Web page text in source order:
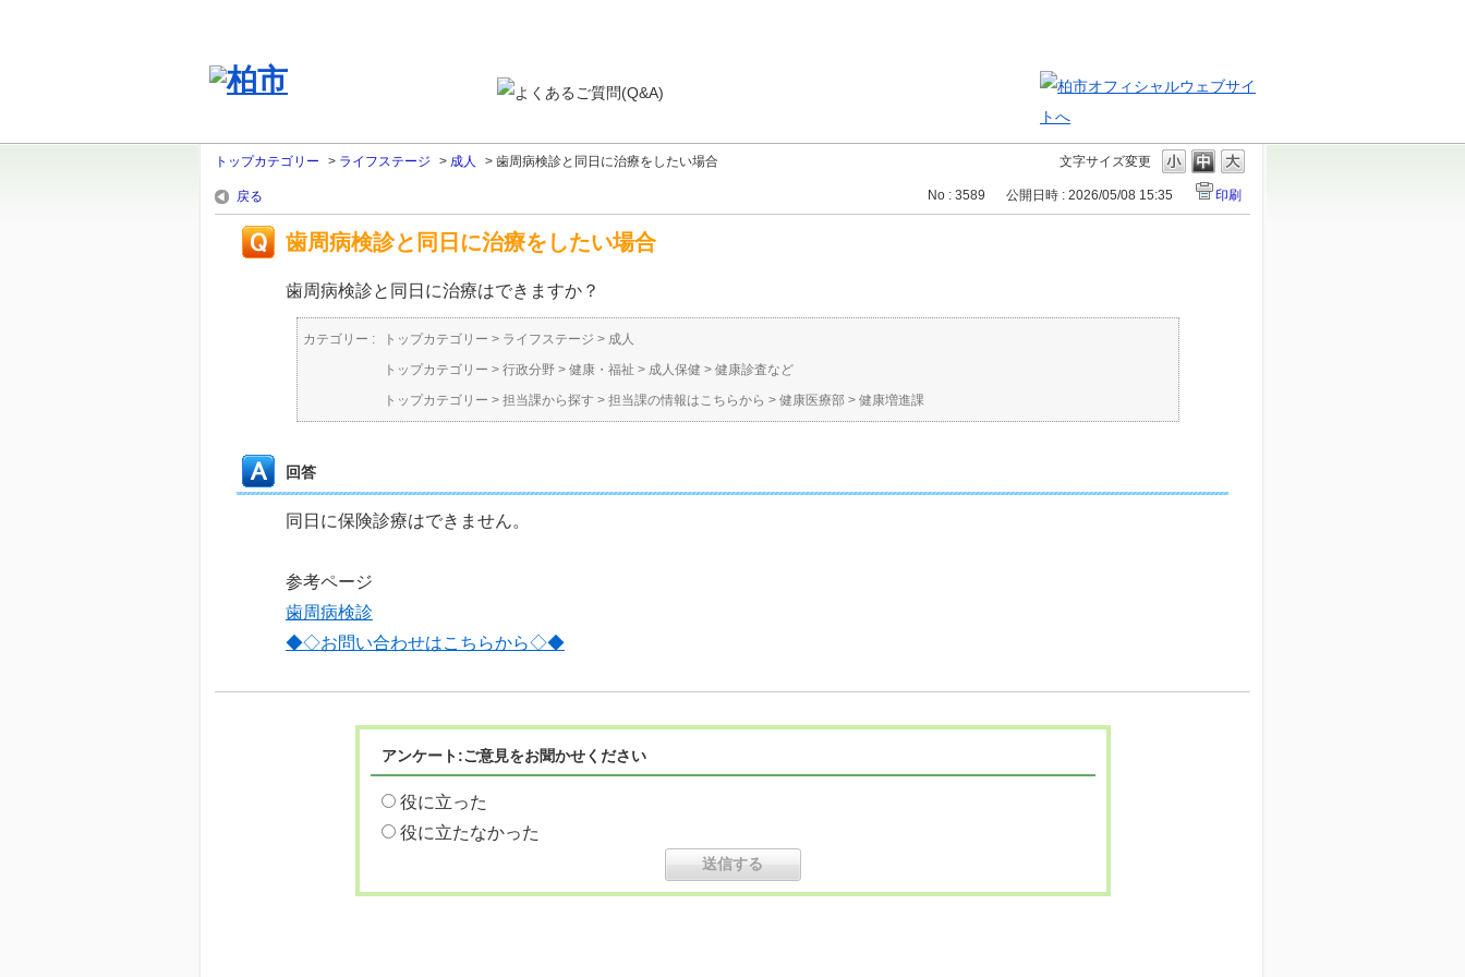
文字サイズ変更
トップカテゴリー > ライフステージ > 成人 > 歯周病検診と同日に治療をしたい場合
戻る No : 3589 公開日時 : 2026/05/08 15:35 印刷
歯周病検診と同日に治療をしたい場合
歯周病検診と同日に治療はできますか？
カテゴリー : トップカテゴリー > ライフステージ > 成人
トップカテゴリー > 行政分野 > 健康・福祉 > 成人保健 > 健康診査など
トップカテゴリー > 担当課から探す > 担当課の情報はこちらから > 健康医療部 > 健康増進課
回答
同日に保険診療はできません。
参考ページ
歯周病検診
◆◇お問い合わせはこちらから◇◆
アンケート:ご意見をお聞かせください
役に立った
役に立たなかった